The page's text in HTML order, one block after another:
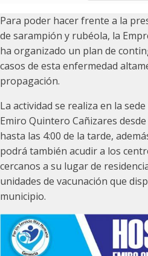
Para poder hacer frente a la
de sarampión y rubéola, la
ha organizado un plan de
casos de esta enfermedad
propagación.
La actividad se realiza en la
Emiro Quintero Cañizares
hasta las 4:00 de la tarde,
podrá también acudir a los
cercanos a su lugar de
unidades de vacunación que
municipio.